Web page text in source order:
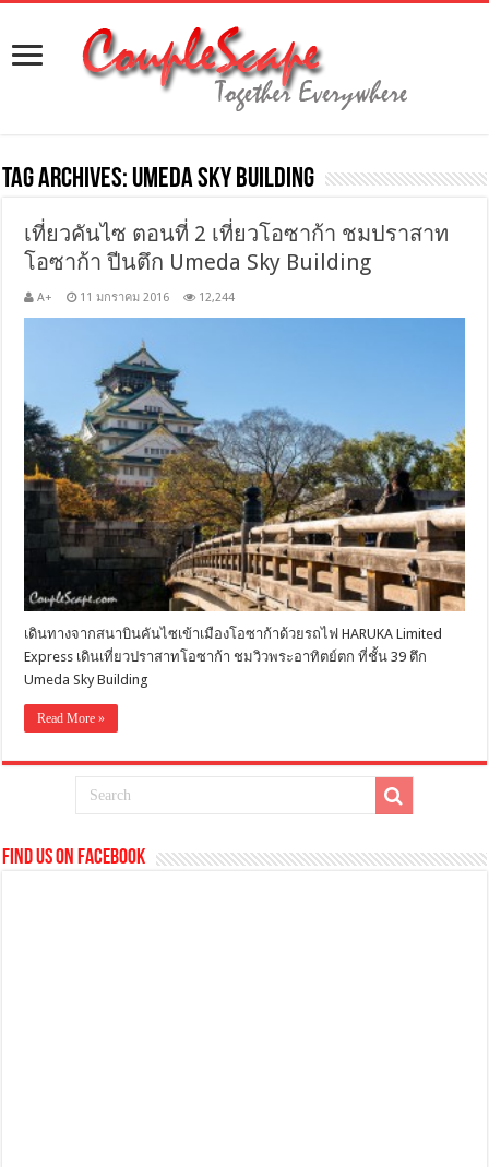
Tag Archives: Umeda Sky Building
เที่ยวคันไซ ตอนที่ 2 เที่ยวโอซาก้า ชมปราสาท
โอซาก้า ปีนตึก Umeda Sky Building
A+ 11 มกราคม 2016 12,244
เดินทางจากสนาบินคันไซเข้าเมืองโอซาก้าด้วยรถไฟ HARUKA Limited
Express เดินเที่ยวปราสาทโอซาก้า ชมวิวพระอาทิตย์ตก ที่ชั้น 39 ตึก
Umeda Sky Building
Read More »
Find us on Facebook